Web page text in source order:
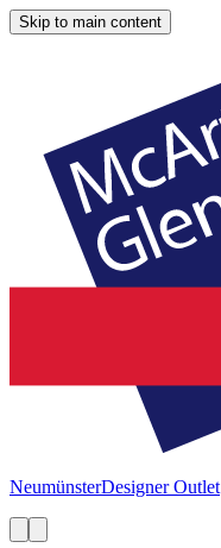
Skip to main content
NeumünsterDesigner Outlet